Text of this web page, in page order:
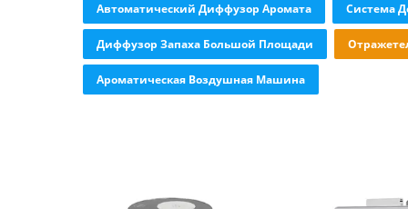
Автоматический Диффузор Аромата Система
Диффузор Запаха Большой Площади
Ароматическая Воздушная Машина